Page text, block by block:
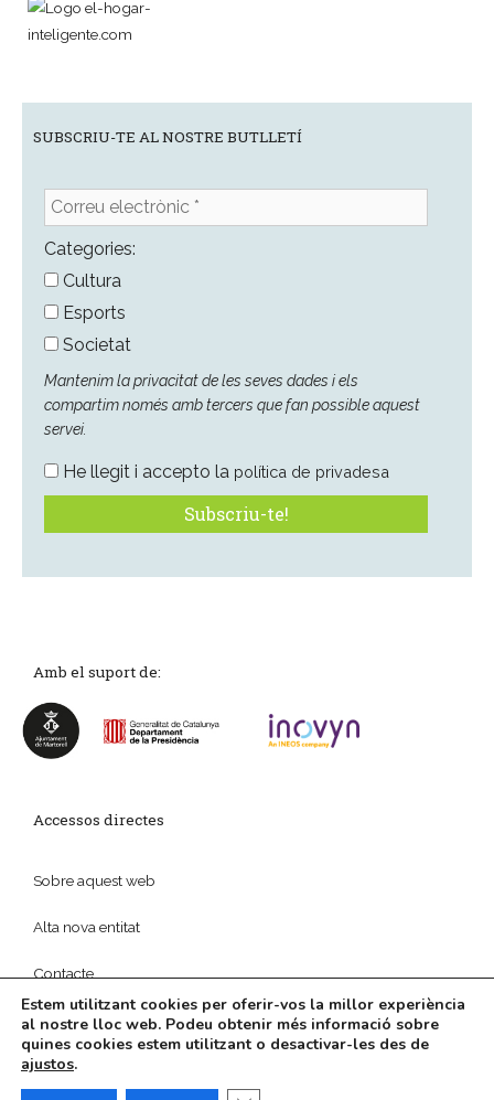
SUBSCRIU-TE AL NOSTRE BUTLLETÍ
Correu
electrònic
*Categories:
Cultura
Esports
Societat
Mantenim la privacitat de les seves dades i els
compartim només amb tercers que fan possible aquest
servei.
He llegit i accepto la política de privadesa
Amb el suport de:
Accessos directes
Sobre aquest web
Alta nova entitat
Contacte
© 2026
Estem utilitzant cookies per oferir-vos la millor experiència
al nostre lloc web. Podeu obtenir més informació sobre
quines cookies estem utilitzant o desactivar-les des de
ajustos.